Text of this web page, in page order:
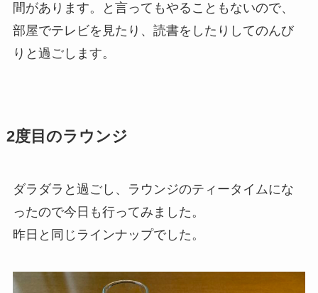
間があります。と言ってもやることもないので、
部屋でテレビを見たり、読書をしたりしてのんび
りと過ごします。
2度目のラウンジ
ダラダラと過ごし、ラウンジのティータイムにな
ったので今日も行ってみました。
昨日と同じラインナップでした。